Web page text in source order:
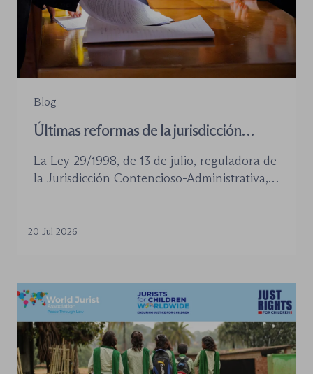
Blog
Últimas reformas de la jurisdicción
La Ley 29/1998, de 13 de julio, reguladora de
la Jurisdicción Contencioso-Administrativa,
aprobadas en los últimos años no han
tramitación de los procedimientos como en
la organización de los órganos […]
20 Jul 2026